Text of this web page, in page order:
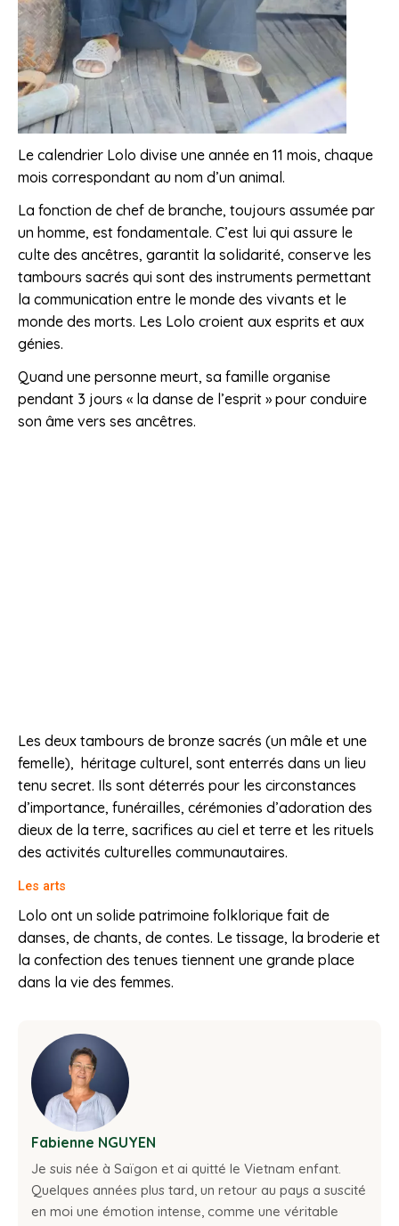
Le calendrier Lolo divise une année en 11 mois, chaque
mois correspondant au nom d’un animal.
La fonction de chef de branche, toujours assumée par
un homme, est fondamentale. C’est lui qui assure le
culte des ancêtres, garantit la solidarité, conserve les
tambours sacrés qui sont des instruments permettant
la communication entre le monde des vivants et le
monde des morts. Les Lolo croient aux esprits et aux
génies.
Quand une personne meurt, sa famille organise
pendant 3 jours « la danse de l’esprit » pour conduire
son âme vers ses ancêtres.
Les deux tambours de bronze sacrés (un mâle et une
femelle), héritage culturel, sont enterrés dans un lieu
tenu secret. Ils sont déterrés pour les circonstances
d’importance, funérailles, cérémonies d’adoration des
dieux de la terre, sacrifices au ciel et terre et les rituels
des activités culturelles communautaires.
Les arts
Lolo ont un solide patrimoine folklorique fait de
danses, de chants, de contes. Le tissage, la broderie et
la confection des tenues tiennent une grande place
dans la vie des femmes.
Fabienne NGUYEN
Je suis née à Saïgon et ai quitté le Vietnam enfant.
Quelques années plus tard, un retour au pays a suscité
en moi une émotion intense, comme une véritable